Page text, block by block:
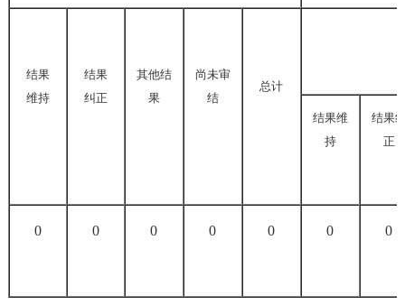
结果
维持
结果
纠正
其他结
果
尚未审
结
总计
结果维
持
结果
正
0 0 0 0 0 0 0